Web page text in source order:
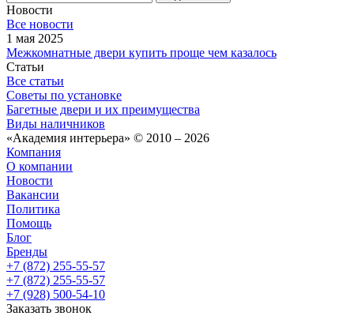
Новости
Все новости
1 мая 2025
Межкомнатные двери купить проще чем казалось
Статьи
Все статьи
Советы по установке
Багетные двери и их преимущества
Виды наличников
«Академия интерьера» © 2010 – 2026
Компания
О компании
Новости
Вакансии
Политика
Помощь
Блог
Бренды
+7 (872) 255-55-57
+7 (872) 255-55-57
+7 (928) 500-54-10
Заказать звонок